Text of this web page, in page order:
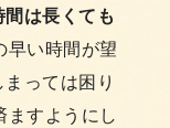
は長くても
早い時間が望
っては困り
ますようにし